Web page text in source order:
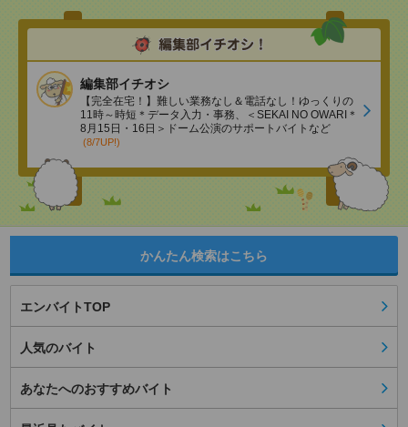
編集部イチオシ
【完全在宅！】難しい業務なし＆電話なし！ゆっくりの
11時～時短＊データ入力・事務、＜SEKAI NO OWARI＊
8月15日・16日＞ドーム公演のサポートバイトなど
(8/7UP!)
かんたん検索はこちら
エンバイトTOP
人気のバイト
あなたへのおすすめバイト